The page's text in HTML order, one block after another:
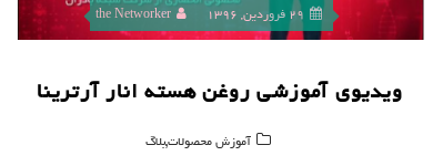
29 فروردین, 1396 the Networker
ویدیوی آموزشی روغن هسته انار آرترینا
آموزش محصولات,بلاگ